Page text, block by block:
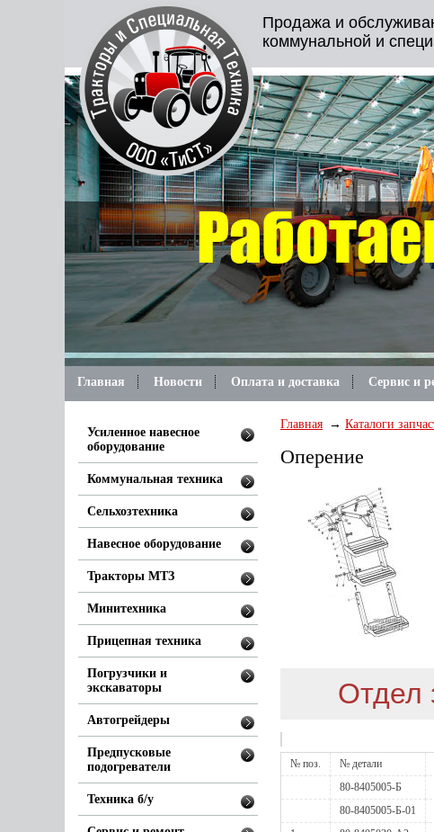
Продажа и
коммунальной и
Главная Новости Оплата и доставка Сервис и
Главная Каталоги
Оперение
Отдел
№ поз. № детали
80-8405005-Б
80-8405005-Б-01
Усиленное навесное
оборудование
Коммунальная техника
Сельхозтехника
Навесное оборудование
Тракторы МТЗ
Минитехника
Прицепная техника
Погрузчики и
экскаваторы
Автогрейдеры
Предпусковые
подогреватели
Техника б/у